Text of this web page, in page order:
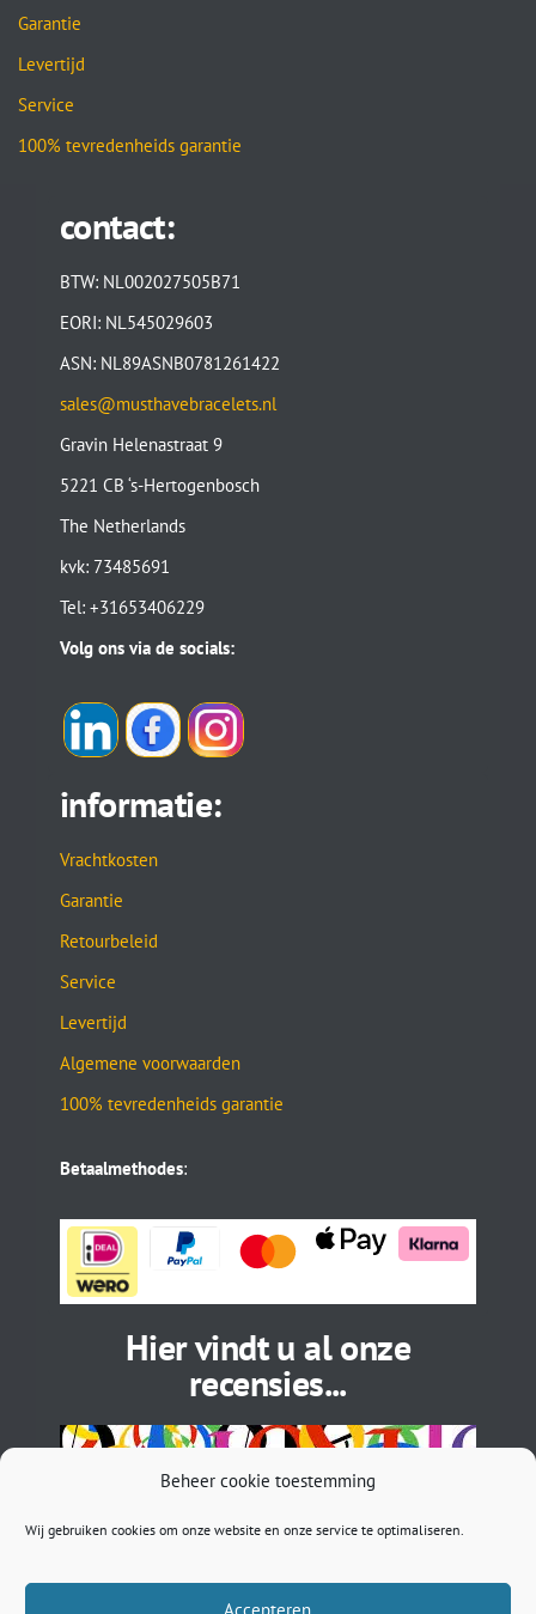
Beheer cookie toestemming
Wij gebruiken cookies om onze website en onze service te optimaliseren.
Accepteren
Garantie
Levertijd
Service
100% tevredenheids garantie
contact:
BTW: NL002027505B71
EORI: NL545029603
ASN: NL89ASNB0781261422
sales@musthavebracelets.nl
Gravin Helenastraat 9
5221 CB ‘s-Hertogenbosch
The Netherlands
kvk: 73485691
Tel: +31653406229
Volg ons via de socials:
informatie:
Vrachtkosten
Garantie
Retourbeleid
Service
Levertijd
Algemene voorwaarden
100% tevredenheids garantie
Betaalmethodes:
Hier vindt u al onze
recensies...